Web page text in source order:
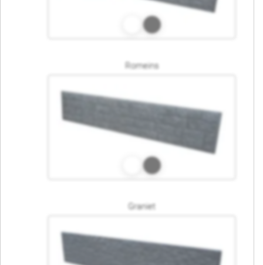
Romeins
Graniet